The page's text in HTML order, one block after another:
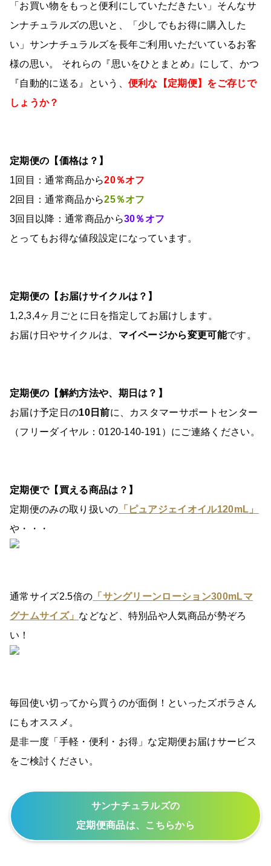
「お買い物をもっと便利にしていただきたい」そんなサ
ンナチュラルズの思いと、「少しでもお得に購入した
い」サンナチュラルズを長年ご利用いただいているお客
様の思い。 それらの『思いをひとまとめ』にして、かつ
『自動的に送る』という、 便利な【定期便】をご存じで
しょうか？
定期便の【価格は？】
1回目：通常商品から20％オフ
2回目：通常商品から25％オフ
3回目以降：通常商品から30％オフ
とってもお得な値段設定になっています。
定期便の【お届けサイクルは？】
1,2,3,4ヶ月ごとに日を指定してお届けします。
お届け日やサイクルは、 マイページから変更可能です。
定期便の【解約方法や、期日は？】
お届け予定日の10日前に、カスタマーサポートセンター
（フリーダイヤル：0120-140-191）にご連絡ください。
定期便で【買える商品は？】
定期便のみの取り扱いの 「ピュアジェイオイル120mL」
や・・・
通常サイズ2.5倍の 「サングリーンローション300mLマ
グナムサイズ」 などなど、特別品や人気商品が勢ぞろ
い！
毎回使い切ってから買うのが面倒！といったズボラさん
にもオススメ。
是非一度「手軽・便利・お得」な定期便お届けサービス
をご検討ください。
サンナチュラルズの
定期便商品は、こちらから